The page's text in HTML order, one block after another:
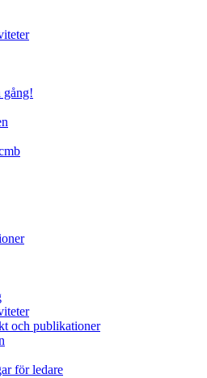
gång!
och publikationer
för ledare